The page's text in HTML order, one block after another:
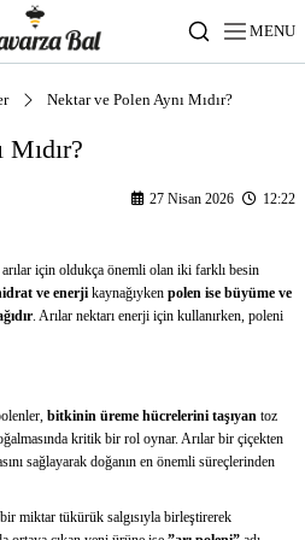
MENU
Nektar ve Polen Aynı Mıdır?
27 Nisan 2026 12:22
için oldukça önemli olan iki farklı besin
ve enerji kaynağıyken polen ise büyüme ve
. Arılar nektarı enerji için kullanırken, poleni
bitkinin üreme hücrelerini taşıyan toz
kritik bir rol oynar. Arılar bir çiçekten
sağlayarak doğanın en önemli süreçlerinden
miktar tükürük salgısıyla birleştirerek